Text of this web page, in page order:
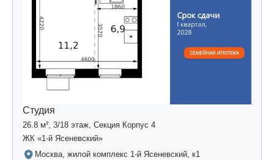
Студия
26.8 м², 3/18 этаж, Секция Корпус 4
ЖК «1-й Ясеневский»
Москва, жилой комплекс 1-й Ясеневский, к1